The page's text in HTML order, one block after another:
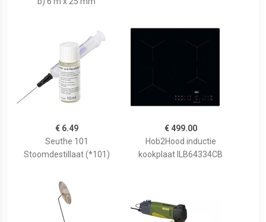
€ 6.49
Seuthe 101
Stoomdestillaat (*101)
€ 499.00
Hob2Hood inductie
kookplaat ILB64334CB